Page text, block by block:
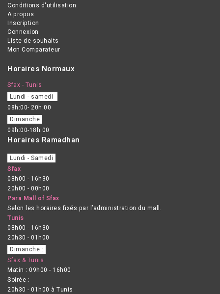
Conditions d'utilisation
A propos
Inscription
Connexion
Liste de souhaits
Mon Comparateur
Horaires Normaux
Sfax - Tunis
Lundi - samedi
08h:00- 20h:00
Dimanche
09h:00-18h:00
Horaires Ramadhan
Lundi - Samedi
Sfax
08h00 - 16h30
20h00 - 00h00
Para Mall of Sfax
Selon les horaires fixés par l’administration du mall.
Tunis
08h00 - 16h30
20h30 - 01h00
Dimanche :
Sfax & Tunis
Matin : 09h00 - 16h00
Soirée :
20h30 - 01h00 à Tunis